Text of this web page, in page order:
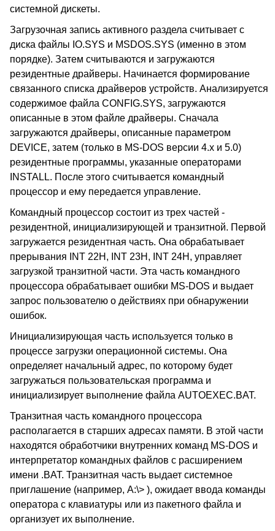
системной дискеты.
Загрузочная запись активного раздела считывает с
диска файлы IO.SYS и MSDOS.SYS (именно в этом
порядке). Затем считываются и загружаются
резидентные драйверы. Начинается формирование
связанного списка драйверов устройств. Анализируется
содержимое файла CONFIG.SYS, загружаются
описанные в этом файле драйверы. Сначала
загружаются драйверы, описанные параметром
DEVICE, затем (только в MS-DOS версии 4.х и 5.0)
резидентные программы, указанные операторами
INSTALL. После этого считывается командный
процессор и ему передается управление.
Командный процессор состоит из трех частей -
резидентной, инициализирующей и транзитной. Первой
загружается резидентная часть. Она обрабатывает
прерывания INT 22H, INT 23H, INT 24H, управляет
загрузкой транзитной части. Эта часть командного
процессора обрабатывает ошибки MS-DOS и выдает
запрос пользователю о действиях при обнаружении
ошибок.
Инициализирующая часть используется только в
процессе загрузки операционной системы. Она
определяет начальный адрес, по которому будет
загружаться пользовательская программа и
инициализирует выполнение файла AUTOEXEC.BAT.
Транзитная часть командного процессора
располагается в старших адресах памяти. В этой части
находятся обработчики внутренних команд MS-DOS и
интерпретатор командных файлов с расширением
имени .BAT. Транзитная часть выдает системное
приглашение (например, А:\> ), ожидает ввода команды
оператора с клавиатуры или из пакетного файла и
организует их выполнение.